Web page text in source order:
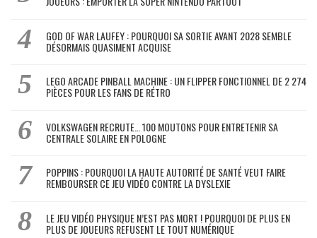
GOD OF WAR LAUFEY : POURQUOI SA SORTIE AVANT 2028 SEMBLE
DÉSORMAIS QUASIMENT ACQUISE
LEGO ARCADE PINBALL MACHINE : UN FLIPPER FONCTIONNEL DE 2 274
PIÈCES POUR LES FANS DE RÉTRO
VOLKSWAGEN RECRUTE… 100 MOUTONS POUR ENTRETENIR SA
CENTRALE SOLAIRE EN POLOGNE
POPPINS : POURQUOI LA HAUTE AUTORITÉ DE SANTÉ VEUT FAIRE
REMBOURSER CE JEU VIDÉO CONTRE LA DYSLEXIE
LE JEU VIDÉO PHYSIQUE N’EST PAS MORT ! POURQUOI DE PLUS EN
PLUS DE JOUEURS REFUSENT LE TOUT NUMÉRIQUE